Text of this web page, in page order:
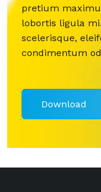
pretium
lobortis ligula
scelerisque,
condimentum
Download